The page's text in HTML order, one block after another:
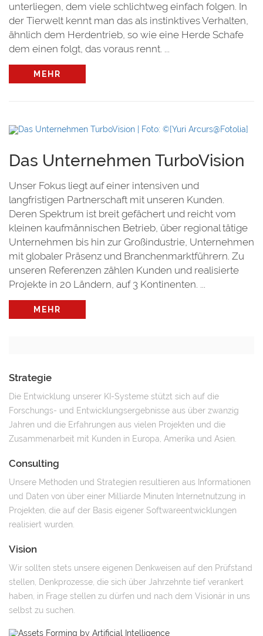
unterliegen, dem viele schlichtweg einfach folgen. In
der Tierwelt kennt man das als instinktives Verhalten,
ähnlich dem Herdentrieb, so wie eine Herde Schafe
dem einen folgt, das voraus rennt. ...
MEHR
Das Unternehmen TurboVision
Unser Fokus liegt auf einer intensiven und
langfristigen Partnerschaft mit unseren Kunden.
Deren Spektrum ist breit gefächert und reicht vom
kleinen kaufmännischen Betrieb, über regional tätige
Unternehmen bis hin zur Großindustrie, Unternehmen
mit globaler Präsenz und Branchenmarktführern. Zu
unseren Referenzen zählen Kunden und realisierte
Projekte in 20 Ländern, auf 3 Kontinenten. ...
MEHR
Strategie
Die Entwicklung unserer KI-Systeme stützt sich auf die
Forschungs- und Entwicklungsergebnisse aus über zwanzig
Jahren und die Erfahrungen aus vielen Projekten und die
Zusammenarbeit mit Kunden in Europa, Amerika und Asien.
Consulting
Unsere Methoden und Strategien resultieren aus Informationen
und Daten von über einer Milliarde Minuten Internetnutzung in
Projekten, die auf der Basis eigener Softwareentwicklungen
realisiert wurden.
Vision
Wir sollten stets unsere eigenen Denkweisen auf den Prüfstand
stellen, Denkprozesse, die sich über Jahrzehnte tief verankert
haben, in Frage stellen zu dürfen und nach dem Visionär in uns
selbst zu suchen.